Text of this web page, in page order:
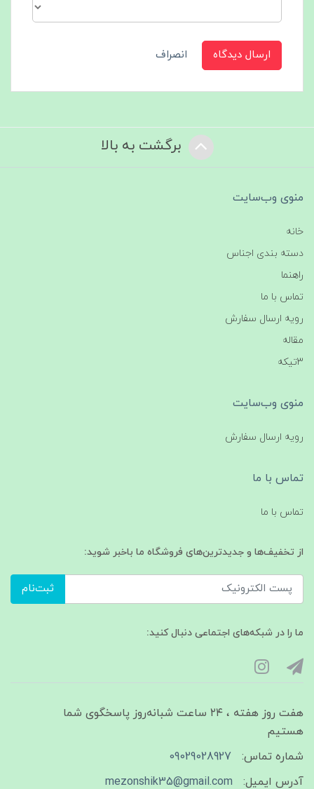
ارسال دیدگاه انصراف
برگشت به بالا
منوی وب‌سایت
خانه
دسته بندی اجناس
راهنما
تماس با ما
رویه ارسال سفارش
مقاله
3تیکه
منوی وب‌سایت
رویه ارسال سفارش
تماس با ما
تماس با ما
از تخفیف‌ها و جدیدترین‌های فروشگاه ما باخبر شوید:
ثبت‌نام
ما را در شبکه‌های اجتماعی دنبال کنید:
هفت روز هفته ، ۲۴ ساعت شبانه‌روز پاسخگوی شما
هستیم
شماره تماس:
09029028927
آدرس ایمیل:
mezonshik35@gmail.com